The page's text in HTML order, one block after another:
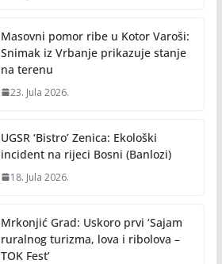
Masovni pomor ribe u Kotor Varoši:
Snimak iz Vrbanje prikazuje stanje
na terenu
23. Jula 2026.
UGSR ‘Bistro’ Zenica: Ekološki
incident na rijeci Bosni (Banlozi)
18. Jula 2026.
Mrkonjić Grad: Uskoro prvi ‘Sajam
ruralnog turizma, lova i ribolova –
TOK Fest’